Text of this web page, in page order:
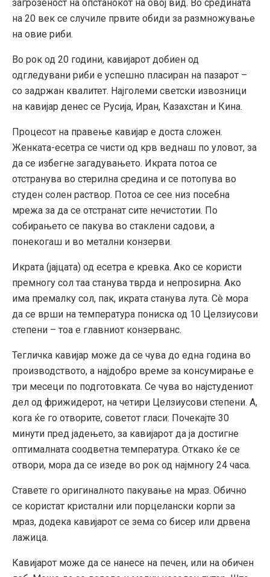
загрозеност на опстанокот на овој вид. Во средината
на 20 век се случиле првите обиди за размножување
на овие риби.
Во рок од 20 години, кавијарот добиен од
одгледувани риби е успешно пласиран на пазарот –
со задржан квалитет. Најголеми светски извозници
на кавијар денес се Русија, Иран, Казахстан и Кина.
Процесот на правење кавијар е доста сложен.
Женката-есетра се чисти од крв веднаш по уловот, за
да се избегне загадувањето. Икрата потоа се
отстранува во стерилна средина и се потопува во
студен солен раствор. Потоа се сее низ посебна
мрежа за да се отстранат сите нечистотии. По
собирањето се пакува во стаклени садови, а
понекогаш и во метални конзерви.
Икрата (јајцата) од есетра е кревка. Ако се користи
премногу сол таа станува тврда и непроѕирна. Ако
има премалку сол, пак, икрата станува лута. Сè мора
да се врши на температура пониска од 10 Целзиусови
степени – тоа е главниот конзерванс.
Тегличка кавијар може да се чува до една година во
производството, а најдобро време за консумирање е
три месеци по подготовката. Се чува во најстудениот
дел од фрижидерот, на четири Целзиусови степени. А,
кога ќе го отворите, советот гласи: Почекајте 30
минути пред јадењето, за кавијарот да ја достигне
оптималната соодветна температура. Откако ќе се
отвори, мора да се изеде во рок од најмногу 24 часа.
Ставете го оригиналното пакување на мраз. Обично
се користат кристални или порцелански корпи за
мраз, додека кавијарот се зема со бисер или дрвена
лажица.
Кавијарот може да се нанесе на печен, или на обичен